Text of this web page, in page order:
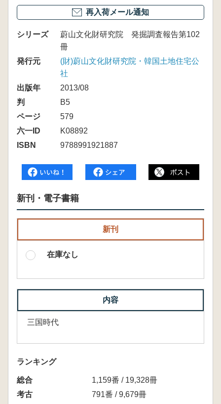
再入荷メール通知
シリーズ
蔚山文化財研究院 発掘調査報告第102
冊
発行元
(財)蔚山文化財研究院・韓国土地住宅公
社
出版年
2013/08
判
B5
ページ
579
六一ID
K08892
ISBN
9788991921887
新刊・電子書籍
新刊
在庫なし
内容
三国時代
ランキング
総合
1,159番 / 19,328冊
考古
791番 / 9,679冊